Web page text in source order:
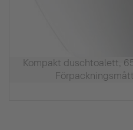
Kompakt duschtoalett,